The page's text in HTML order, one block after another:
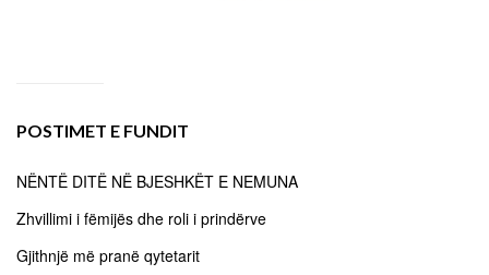
POSTIMET E FUNDIT
NËNTË DITË NË BJESHKËT E NEMUNA
Zhvillimi i fëmijës dhe roli i prindërve
Gjithnjë më pranë qytetarit